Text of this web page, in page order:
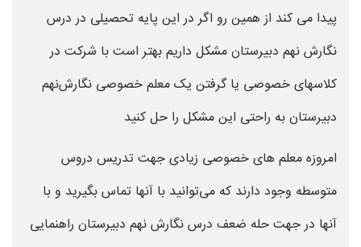
پیدا می کند از همین رو اگر در این پایه تحصیلی در درس
نگارش نهم دبیرستان مشکل داریم بهتر است با شرکت در
کلاسهای خصوصی یا گرفتن یک معلم خصوصی نگارش‌نهم
دبیرستان به راحتی این مشکل را حل کنید
امروزه معلم های خصوصی زیادی جهت تدریس دروس
متوسطه وجود دارند که می‌توانید با آنها تماس بگیرید و با
آنها در جهت حله ضعف درس نگارش نهم دبیرستان راهنمایی